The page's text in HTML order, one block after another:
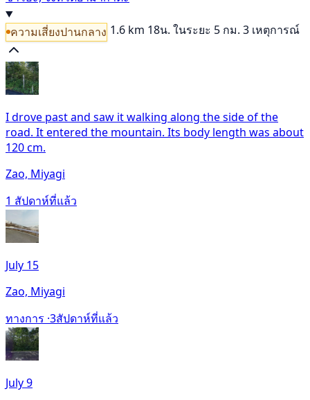
ความเสี่ยงปานกลาง 1.6 km 18น. ในระยะ 5 กม. 3 เหตุการณ์
I drove past and saw it walking along the side of the
road. It entered the mountain. Its body length was about
120 cm.
Zao, Miyagi
1 สัปดาห์ที่แล้ว
July 15
Zao, Miyagi
ทางการ ·3สัปดาห์ที่แล้ว
July 9